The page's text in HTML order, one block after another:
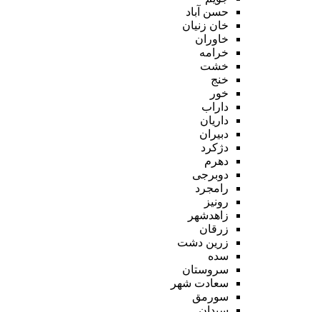
حسن آباد
خان زنیان
خاوران
خرامه
خشت
خنج
خور
داراب
داریان
دبیران
دژکرد
دهرم
دوبرجی
رامجرد
رونیز
زاهدشهر
زرقان
زرین دشت
سده
سروستان
سعادت شهر
سورمق